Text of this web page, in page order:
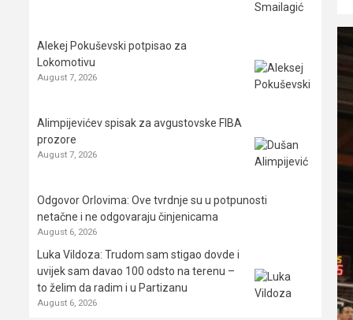
Alekej Pokuševski potpisao za
Lokomotivu
August 7, 2026
Alimpijevićev spisak za avgustovske FIBA
prozore
August 7, 2026
Odgovor Orlovima: ​Ove tvrdnje su u potpunosti
netačne i ne odgovaraju činjenicama
August 6, 2026
Luka Vildoza: Trudom sam stigao dovde i
uvijek sam davao 100 odsto na terenu –
to želim da radim i u Partizanu
August 6, 2026